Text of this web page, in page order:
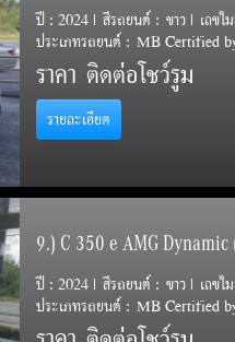
ปี : 2024 | สีรถยนต์ : ขาว | เลขไ
ประเภทรถยนต์ : MB Certified
ราคา ติดต่อโชว์รูม
รายละเอียด
9.) C 350 e AMG Dynamic
ปี : 2024 | สีรถยนต์ : ขาว | เลขไ
ประเภทรถยนต์ : MB Certified